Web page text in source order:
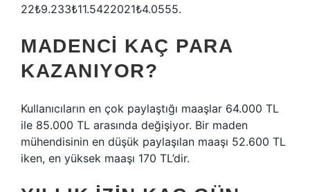
22₺9.233₺11.5422021₺4.0555.
MADENCI KAÇ PARA
KAZANIYOR?
Kullanıcıların en çok paylaştığı maaşlar 64.000 TL
ile 85.000 TL arasında değişiyor. Bir maden
mühendisinin en düşük paylaşılan maaşı 52.600 TL
iken, en yüksek maaşı 170 TL’dir.